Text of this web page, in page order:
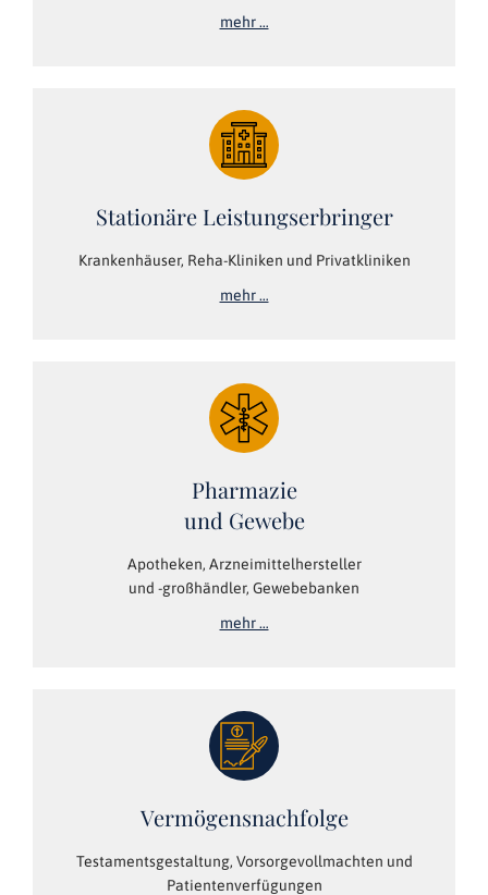
mehr …
Stationäre Leistungserbringer
Krankenhäuser, Reha-Kliniken und Privatkliniken
mehr …
Pharmazie
und Gewebe
Apotheken, Arzneimittelhersteller
und -großhändler, Gewebebanken
mehr …
Vermögensnachfolge
Testamentsgestaltung, Vorsorgevollmachten und
Patientenverfügungen